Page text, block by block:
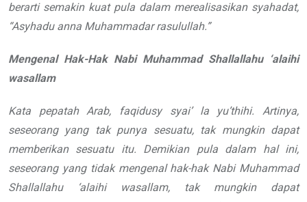
berarti semakin kuat pula dalam merealisasikan syahadat,
“Asyhadu anna Muhammadar rasulullah.”
Mengenal Hak-Hak Nabi Muhammad Shallallahu ‘alaihi
wasallam
Kata pepatah Arab, faqidusy syai’ la yu’thihi.Artinya,
seseorang yang
tak punya sesuatu, tak mungkin dapat
memberikan sesuatu itu. Demikian pula dalam hal ini,
seseorang yang tidak mengenal hak-hak Nabi Muhammad
Shallallahu ‘alaihi wasallam,
tak mungkin dapat